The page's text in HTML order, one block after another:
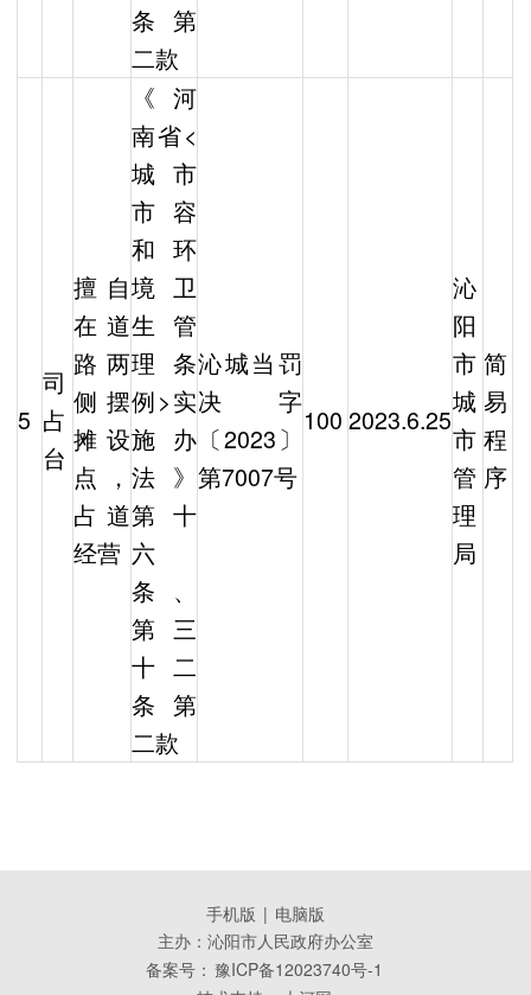
条第
二款
5
司
占
台
擅自
在道
路两
侧摆
摊设
点，
占道
经营
《河
南省<
城市
市容
和环
境卫
生管
理条
例>实
施办
法》
第十
六
条、
第三
十二
条第
二款
沁城当罚
决字
〔2023〕
第7007号
100 2023.6.25
沁
阳
市
城
市
管
理
局
简
易
程
序
手机版 | 电脑版
主办：沁阳市人民政府办公室
备案号： 豫ICP备12023740号-1